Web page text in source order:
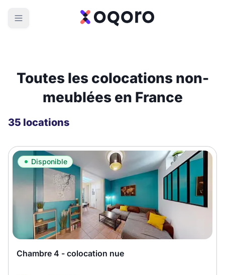
Toutes les colocations non-
meublées en France
35 locations
Disponible
Chambre 4 - colocation nue